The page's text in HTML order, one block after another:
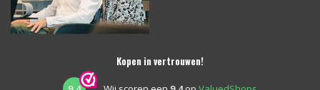
Kopen in vertrouwen!